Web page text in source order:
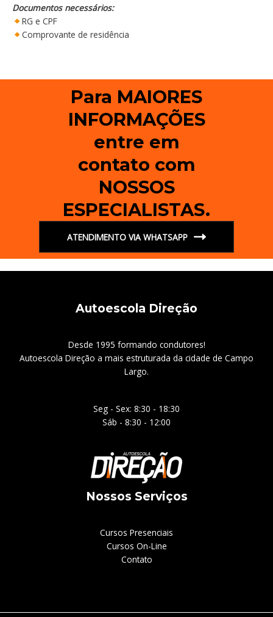
Documentos necessários:
RG e CPF
Comprovante de residência
Para MAIORES
INFORMAÇÕES
entre em
contato com
NOSSOS
ESPECIALISTAS.
ATENDIMENTO VIA WHATSAPP
Autoescola Direção
Desde 1995 formando condutores!
Autoescola Direção a mais estruturada da cidade de Campo
Largo.
Seg - Sex: 8:30 - 18:30
Sáb - 8:30 - 12:00
Nossos Serviços
Cursos Presenciais
Cursos On-Line
Contato